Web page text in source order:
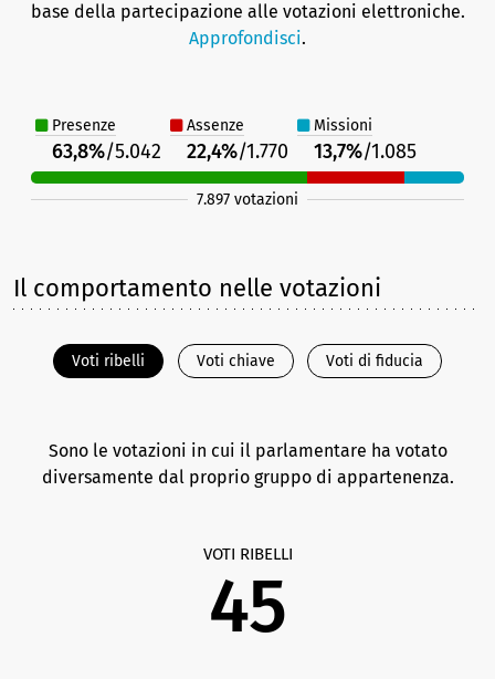
base della partecipazione alle votazioni elettroniche.
Approfondisci.
Presenze Assenze Missioni
63,8%/5.042 22,4%/1.770 13,7%/1.085
7.897 votazioni
Il comportamento nelle votazioni
Voti ribelli Voti chiave Voti di fiducia
Sono le votazioni in cui il parlamentare ha votato
diversamente dal proprio gruppo di appartenenza.
VOTI RIBELLI
45